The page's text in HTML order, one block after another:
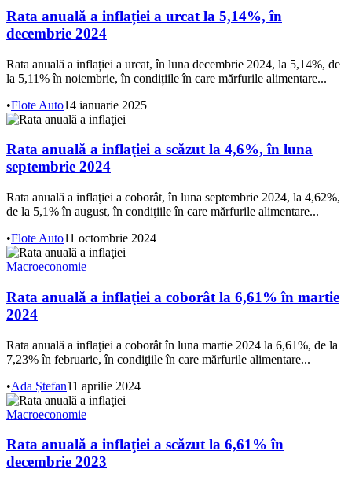
Rata anuală a inflației a urcat la 5,14%, în
decembrie 2024
Rata anuală a inflației a urcat, în luna decembrie 2024, la 5,14%, de
la 5,11% în noiembrie, în condițiile în care mărfurile alimentare...
•Flote Auto14 ianuarie 2025
Rata anuală a inflaţiei a scăzut la 4,6%, în luna
septembrie 2024
Rata anuală a inflaţiei a coborât, în luna septembrie 2024, la 4,62%,
de la 5,1% în august, în condiţiile în care mărfurile alimentare...
•Flote Auto11 octombrie 2024
Macroeconomie
Rata anuală a inflaţiei a coborât la 6,61% în martie
2024
Rata anuală a inflaţiei a coborât în luna martie 2024 la 6,61%, de la
7,23% în februarie, în condiţiile în care mărfurile alimentare...
•Ada Ștefan11 aprilie 2024
Macroeconomie
Rata anuală a inflaţiei a scăzut la 6,61% în
decembrie 2023